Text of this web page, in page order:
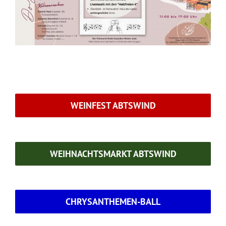
WEINFEST ABTSWIND
WEIHNACHTSMARKT ABTSWIND
CHRYSANTHEMEN-BALL